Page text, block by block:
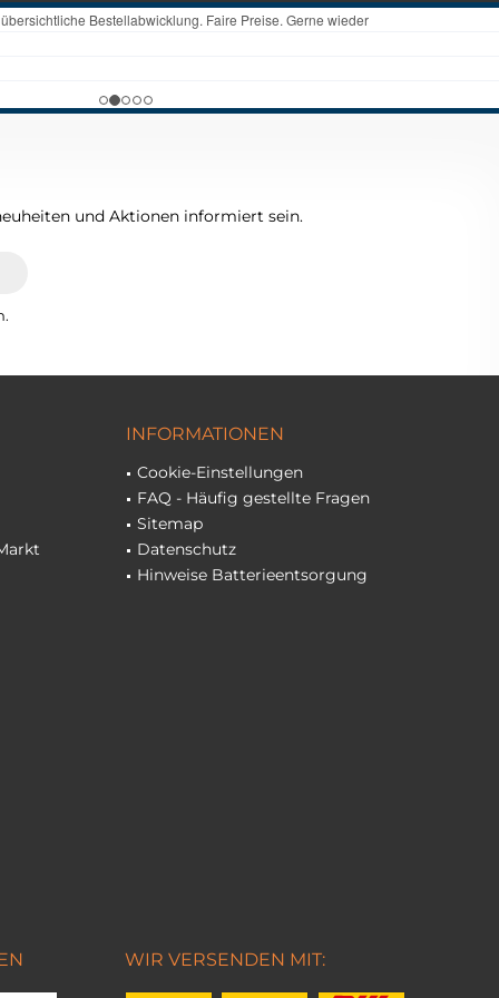
und Aktionen informiert sein.
INFORMATIONEN
Cookie-Einstellungen
FAQ - Häufig gestellte Fragen
Sitemap
Datenschutz
Hinweise Batterieentsorgung
WIR VERSENDEN MIT: